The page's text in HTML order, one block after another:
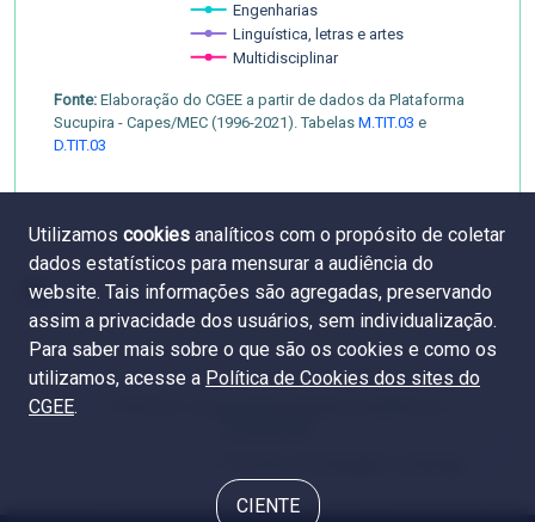
Engenharias
Linguística, letras e artes
Multidisciplinar
Fonte: Elaboração do CGEE a partir de dados da Plataforma
Sucupira - Capes/MEC (1996-2021). Tabelas M.TIT.03 e
D.TIT.03
Utilizamos cookies analíticos com o propósito de coletar
dados estatísticos para mensurar a audiência do
website. Tais informações são agregadas, preservando
assim a privacidade dos usuários, sem individualização.
Para saber mais sobre o que são os cookies e como os
utilizamos, acesse a Política de Cookies dos sites do
CGEE.
CIENTE